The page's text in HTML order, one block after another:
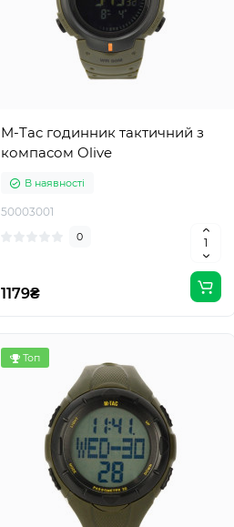
M-Tac годинник тактичний з
компасом Olive
В наявності
50003001
0
1179₴
Топ